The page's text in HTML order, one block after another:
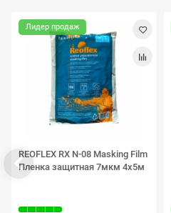
Лидер продаж
REOFLEX RX N-08 Masking Film
Пленка защитная 7мкм 4х5м